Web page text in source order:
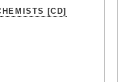
[CD]